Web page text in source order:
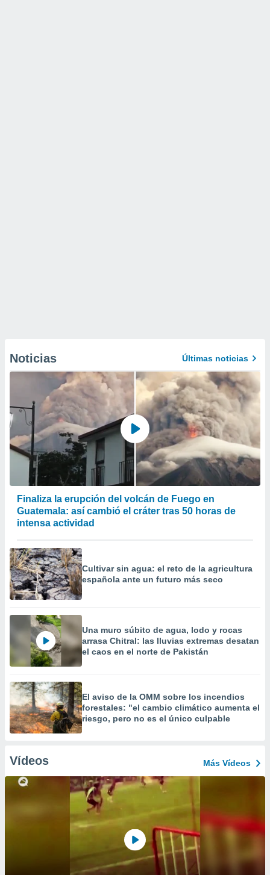
Noticias Últimas noticias
Finaliza la erupción del volcán de Fuego en
Guatemala: así cambió el cráter tras 50 horas de
intensa actividad
Cultivar sin agua: el reto de la agricultura
española ante un futuro más seco
Una muro súbito de agua, lodo y rocas
arrasa Chitral: las lluvias extremas desatan
el caos en el norte de Pakistán
El aviso de la OMM sobre los incendios
forestales: "el cambio climático aumenta el
riesgo, pero no es el único culpable
Vídeos Más Vídeos